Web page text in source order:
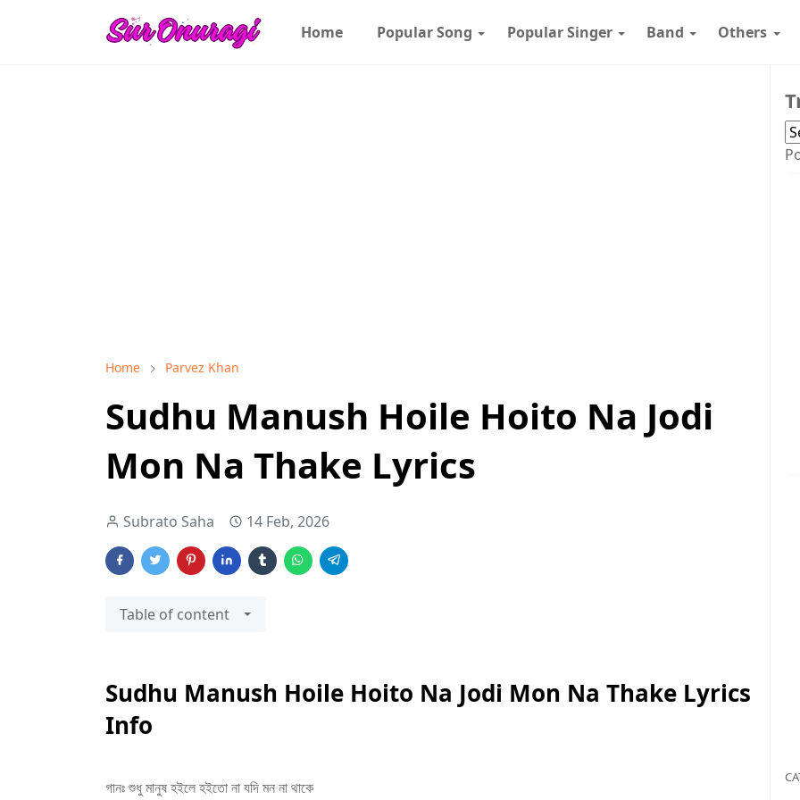
Home Popular Song Popular Singer Band Others
Home Parvez Khan
Sudhu Manush Hoile Hoito Na Jodi
Mon Na Thake Lyrics
Subrato Saha 14 Feb, 2026
Table of content
Sudhu Manush Hoile Hoito Na Jodi Mon Na Thake Lyrics
Info
গানঃ শুধু মানুষ হইলে হইতো না যদি মন না থাকে